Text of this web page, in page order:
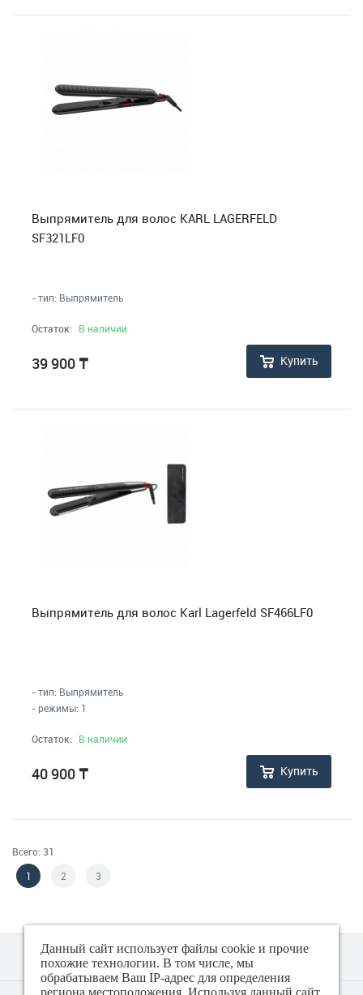
Выпрямитель для волос KARL LAGERFELD
SF321LF0
- тип: Выпрямитель
Остаток: В наличии
39 900 ₸ Купить
Выпрямитель для волос Karl Lagerfeld SF466LF0
- тип: Выпрямитель
- режимы: 1
Остаток: В наличии
40 900 ₸ Купить
Всего: 31
1
2 3
Данный сайт использует файлы cookie и прочие
похожие технологии. В том числе, мы
обрабатываем Ваш IP-адрес для определения
региона местоположения. Используя данный сайт,